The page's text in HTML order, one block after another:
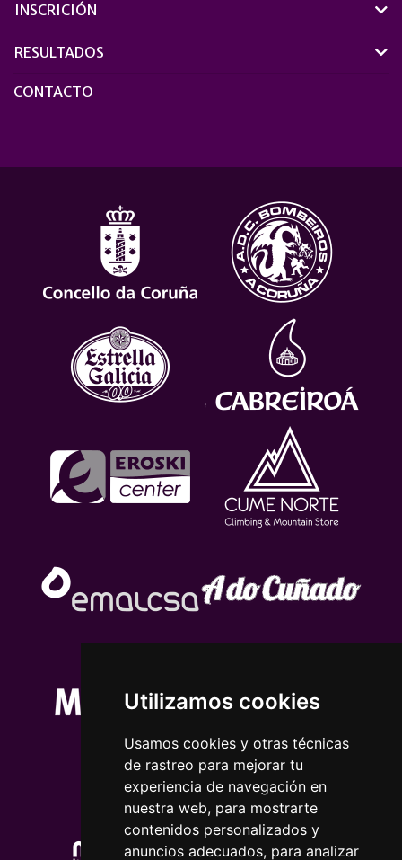
Utilizamos cookies
Usamos cookies y otras técnicas
de rastreo para mejorar tu
experiencia de navegación en
nuestra web, para mostrarte
contenidos personalizados y
anuncios adecuados, para analizar
INSCRICIÓN
RESULTADOS
CONTACTO